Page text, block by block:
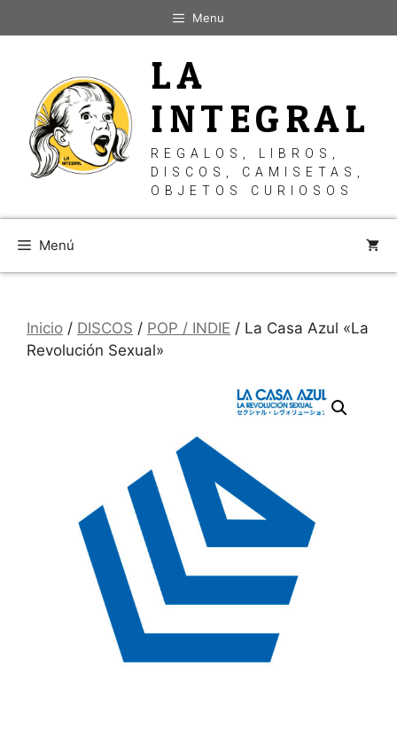
al
Menu
LA
INTEGRAL
REGALOS, LIBROS,
DISCOS, CAMISETAS,
OBJETOS CURIOSOS
Menú
Inicio / DISCOS / POP / INDIE / La Casa Azul «La
Revolución Sexual»